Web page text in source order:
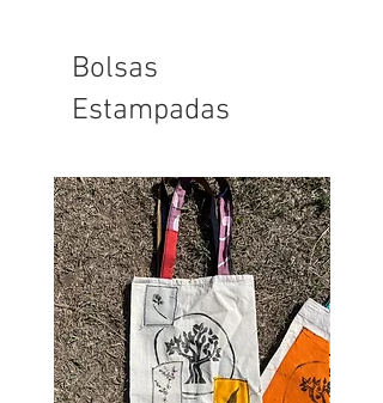
Bolsas
Estampadas